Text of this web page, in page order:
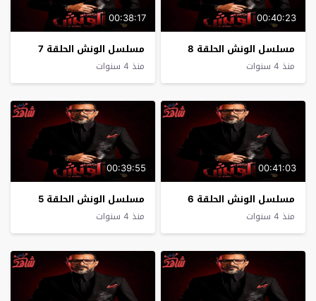
00:40:23
مسلسل الونش الحلقة 8
منذ 4 سنوات
00:38:17
مسلسل الونش الحلقة 7
منذ 4 سنوات
00:41:03
مسلسل الونش الحلقة 6
منذ 4 سنوات
00:39:55
مسلسل الونش الحلقة 5
منذ 4 سنوات